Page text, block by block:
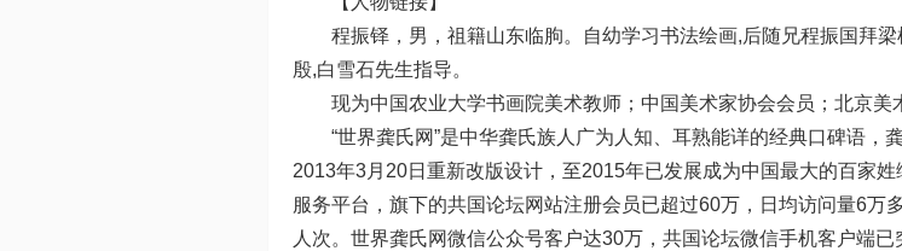
程振铎，男，祖籍山东临朐。自幼学习书法绘画,后随兄程振国拜
殷,白雪石先生指导。
现为中国农业大学书画院美术教师；中国美术家协会会员；北京美
“世界龚氏网”是中华龚氏族人广为人知、耳熟能详的经典口碑语，
2013年3月20日重新改版设计，至2015年已发展成为中国最大的百家
服务平台，旗下的共国论坛网站注册会员已超过60万，日均访问量6万
人次。世界龚氏网微信公众号客户达30万，共国论坛微信手机客户端